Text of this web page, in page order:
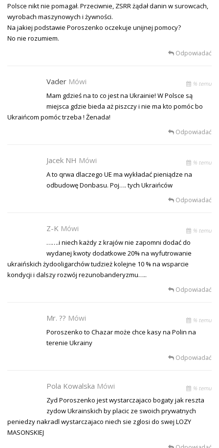
Polsce nikt nie pomagał. Przeciwnie, ZSRR żądał danin w surowcach,
wyrobach maszynowych i żywności.
Na jakiej podstawie Poroszenko oczekuje unijnej pomocy?
No nie rozumiem.
Odpowiadać
Vader Mówi % temu
Mam gdzieś na to co jest na Ukrainie! W Polsce są
miejsca gdzie bieda aż piszczy i nie ma kto pomóc bo
Ukraińcom pomóc trzeba ! Żenada!
Odpowiadać
Jacek NH Mówi % temu
A to qrwa dlaczego UE ma wykładać pieniądze na
odbudowę Donbasu. Poj…. tych Ukraińców
Odpowiadać
Z-K Mówi % temu
…….i niech każdy z krajów nie zapomni dodać do
wydanej kwoty dodatkowe 20% na wyfutrowanie
ukraińskich żydooligarchów tudzież kolejne 10 % na wsparcie
kondycji i dalszy rozwój rezunobanderyzmu…..
Odpowiadać
Mr. ?? Mówi % temu
Poroszenko to Chazar może chce kasy na Polin na
terenie Ukrainy
Odpowiadać
Pola Kowalska Mówi % temu
Zyd Poroszenko jest wystarczajaco bogaty jak reszta
zydow Ukrainskich by placic ze swoich prywatnych
peniedzy nakradl wystarczajaco niech sie zglosi do swej LOZY
MASONSKIEJ